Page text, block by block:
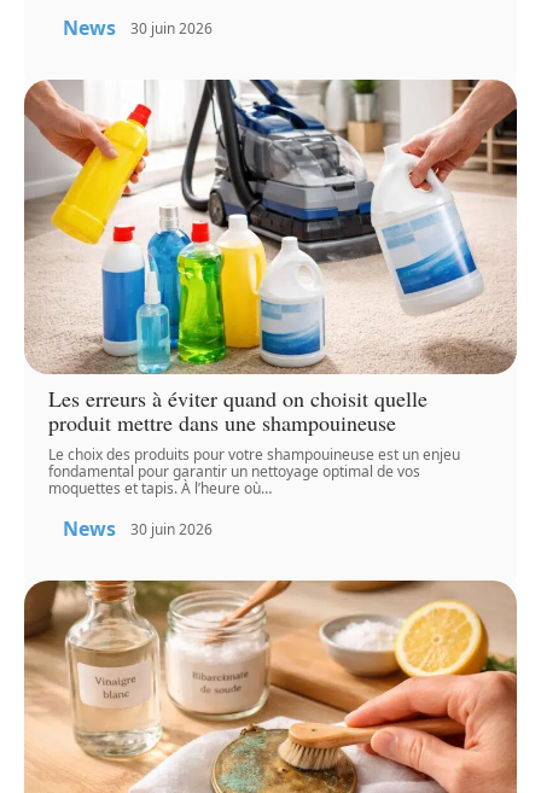
News 30 juin 2026
Les erreurs à éviter quand on choisit quelle
produit mettre dans une shampouineuse
Le choix des produits pour votre shampouineuse est un enjeu
fondamental pour garantir un nettoyage optimal de vos
moquettes et tapis. À l’heure où…
News 30 juin 2026